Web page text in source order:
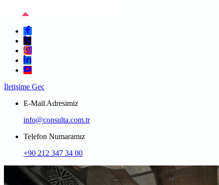
İletişime Geç
E-Mail Adresimiz
info@consulta.com.tr
Telefon Numaramız
+90 212 347 34 00